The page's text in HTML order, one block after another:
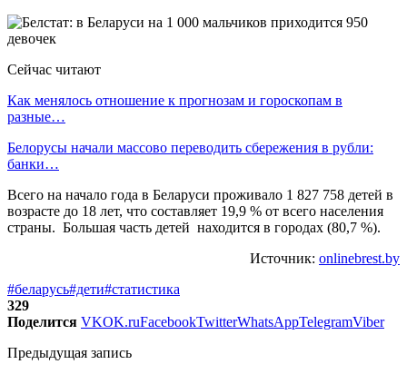
Сейчас читают
Как менялось отношение к прогнозам и гороскопам в
разные…
Белорусы начали массово переводить сбережения в рубли:
банки…
Всего на начало года в Беларуси проживало 1 827 758 детей в
возрасте до 18 лет, что составляет 19,9 % от всего населения
страны. Большая часть детей находится в городах (80,7 %).
Источник: onlinebrest.by
#беларусь#дети#статистика
329
Поделится VKOK.ruFacebookTwitterWhatsAppTelegramViber
Предыдущая запись